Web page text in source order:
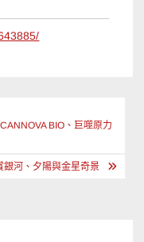
BIO、巨噬原力
河、夕陽與金星奇景